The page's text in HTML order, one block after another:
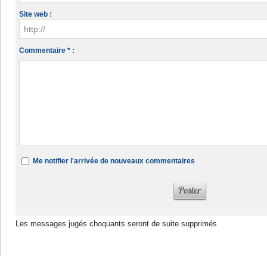
Site web :
Commentaire * :
Me notifier l'arrivée de nouveaux commentaires
Les messages jugés choquants seront de suite supprimés